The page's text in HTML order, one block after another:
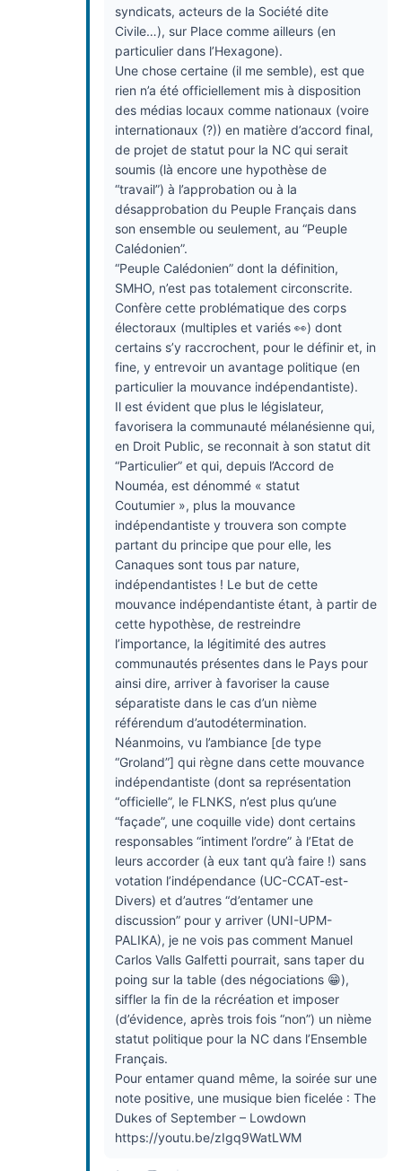
syndicats, acteurs de la Société dite
Civile…), sur Place comme ailleurs (en
particulier dans l’Hexagone).
Une chose certaine (il me semble), est que
rien n’a été officiellement mis à disposition
des médias locaux comme nationaux (voire
internationaux (?)) en matière d’accord final,
de projet de statut pour la NC qui serait
soumis (là encore une hypothèse de
“travail”) à l’approbation ou à la
désapprobation du Peuple Français dans
son ensemble ou seulement, au “Peuple
Calédonien”.
“Peuple Calédonien” dont la définition,
SMHO, n’est pas totalement circonscrite.
Confère cette problématique des corps
électoraux (multiples et variés 👀) dont
certains s’y raccrochent, pour le définir et, in
fine, y entrevoir un avantage politique (en
particulier la mouvance indépendantiste).
Il est évident que plus le législateur,
favorisera la communauté mélanésienne qui,
en Droit Public, se reconnait à son statut dit
“Particulier” et qui, depuis l’Accord de
Nouméa, est dénommé « statut
Coutumier », plus la mouvance
indépendantiste y trouvera son compte
partant du principe que pour elle, les
Canaques sont tous par nature,
indépendantistes ! Le but de cette
mouvance indépendantiste étant, à partir de
cette hypothèse, de restreindre
l’importance, la légitimité des autres
communautés présentes dans le Pays pour
ainsi dire, arriver à favoriser la cause
séparatiste dans le cas d’un nième
référendum d’autodétermination.
Néanmoins, vu l’ambiance [de type
“Groland”] qui règne dans cette mouvance
indépendantiste (dont sa représentation
“officielle”, le FLNKS, n’est plus qu’une
“façade”, une coquille vide) dont certains
responsables “intiment l’ordre” à l’Etat de
leurs accorder (à eux tant qu’à faire !) sans
votation l’indépendance (UC-CCAT-est-
Divers) et d’autres “d’entamer une
discussion” pour y arriver (UNI-UPM-
PALIKA), je ne vois pas comment Manuel
Carlos Valls Galfetti pourrait, sans taper du
poing sur la table (des négociations 😁),
siffler la fin de la récréation et imposer
(d’évidence, après trois fois “non”) un nième
statut politique pour la NC dans l’Ensemble
Français.
Pour entamer quand même, la soirée sur une
note positive, une musique bien ficelée : The
Dukes of September – Lowdown
https://youtu.be/zIgq9WatLWM